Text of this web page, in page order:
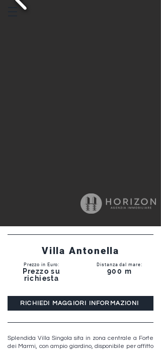
Villa Antonella
Prezzo in Euro:
Prezzo su
richiesta
Distanza dal mare:
900 m
RICHIEDI MAGGIORI INFORMAZIONI
Splendida Villa Singola sita in zona centrale a Forte
dei Marmi, con ampio giardino, disponibile per affitto